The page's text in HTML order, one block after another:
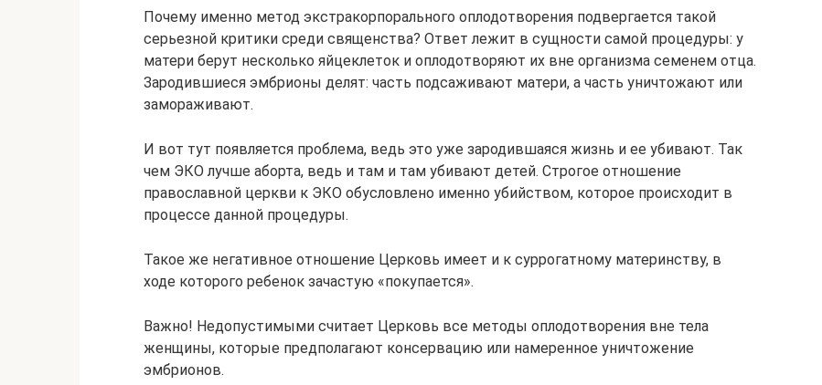
Почему именно метод экстракорпорального оплодотворения подвергается такой
серьезной критики среди священства? Ответ лежит в сущности самой процедуры: у
матери берут несколько яйцеклеток и оплодотворяют их вне организма семенем отца.
Зародившиеся эмбрионы делят: часть подсаживают матери, а часть уничтожают или
замораживают.
И вот тут появляется проблема, ведь это уже зародившаяся жизнь и ее убивают. Так
чем ЭКО лучше аборта, ведь и там и там убивают детей. Строгое отношение
православной церкви к ЭКО обусловлено именно убийством, которое происходит в
процессе данной процедуры.
Такое же негативное отношение Церковь имеет и к суррогатному материнству, в
ходе которого ребенок зачастую «покупается».
Важно! Недопустимыми считает Церковь все методы оплодотворения вне тела
женщины, которые предполагают консервацию или намеренное уничтожение
эмбрионов.